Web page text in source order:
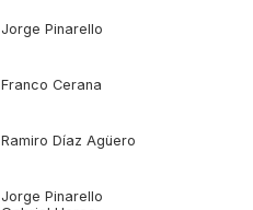
Jorge Pinarello
Franco Cerana
Ramiro Díaz Agüero
Jorge Pinarello